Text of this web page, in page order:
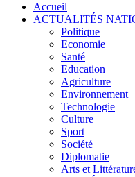
Accueil
ACTUALITÉS
Politique
Economie
Santé
Education
Agriculture
Environnement
Technologie
Culture
Sport
Société
Diplomatie
Arts et